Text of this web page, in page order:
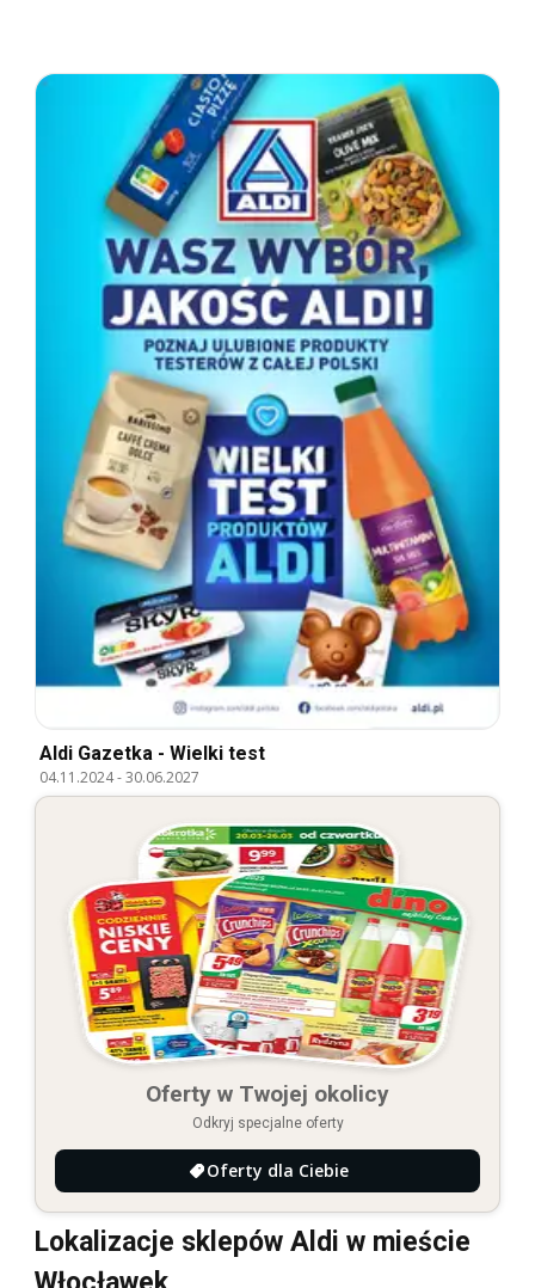
Aldi Gazetka - Wielki test
04.11.2024-30.06.2027
Oferty w Twojej okolicy
Odkryj specjalne oferty
Oferty dla Ciebie
Lokalizacje sklepów Aldi w mieście